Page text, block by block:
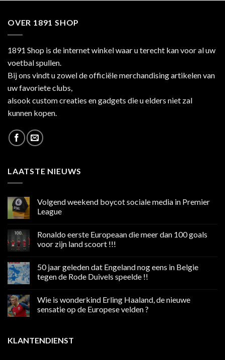
OVER 1891 SHOP
1891 Shop is de internet winkel waar u terecht kan voor al uw
voetbal spullen.
Bij ons vindt u zowel de officiële merchandising artikelen van
uw favoriete clubs,
alsook custom creaties en gadgets die u elders niet zal
kunnen kopen.
LAATSTE NIEUWS
Volgend weekend boycot sociale media in Premier
League
op
weekend
media
in
Premier
Ronaldo eerste Europeaan die meer dan 100 goals
voor zijn land scoort !!!
op
Ronaldo
eerste
meer
100
land
scoort
50 jaar geleden dat Engeland nog eens in Belgie
tegen de Rode Duivels speelde !!
op
jaar
nog
eens
Wie is wonderkind Erling Haaland, de nieuwe
sensatie op de Europese velden ?
Wie
is
KLANTENDIENST